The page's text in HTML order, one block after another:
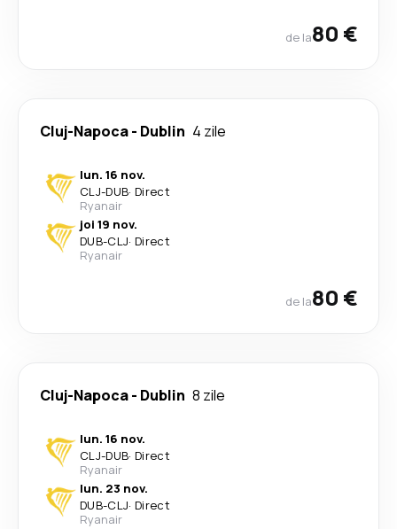
de la80 €
Cluj-Napoca- Dublin 4 zile
lun. 16 nov.
CLJ-DUB· Direct
Ryanair
joi 19 nov.
DUB-CLJ· Direct
Ryanair
de la80 €
Cluj-Napoca- Dublin 8 zile
lun. 16 nov.
CLJ-DUB· Direct
Ryanair
lun. 23 nov.
DUB-CLJ· Direct
Ryanair